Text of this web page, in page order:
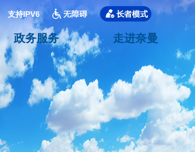
支持IPV6
政务服务 走进奈曼